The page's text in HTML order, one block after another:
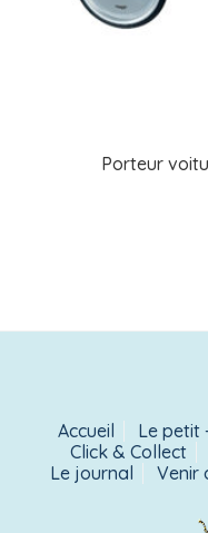
Porteur
Accueil
Le petit
Click & Collect
Le journal
Venir